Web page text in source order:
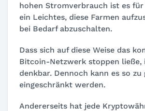
hohen Stromverbrauch ist es für
ein Leichtes, diese Farmen
bei Bedarf abzuschalten.
Dass sich auf diese Weise das
Bitcoin-Netzwerk stoppen ließe,
denkbar. Dennoch kann es so zu
eingeschränkt werden.
Andererseits hat jede